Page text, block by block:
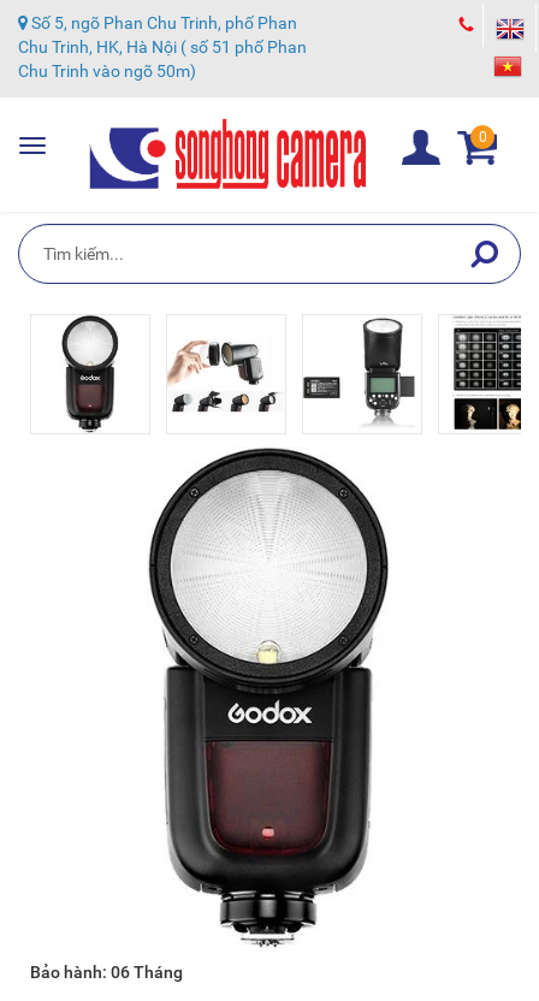
Số 5, ngõ Phan Chu Trinh, phố Phan
Chu Trinh, HK, Hà Nội ( số 51 phố Phan
Chu Trinh vào ngõ 50m)
Toggle
navigation
0
Bảo hành: 06 Tháng